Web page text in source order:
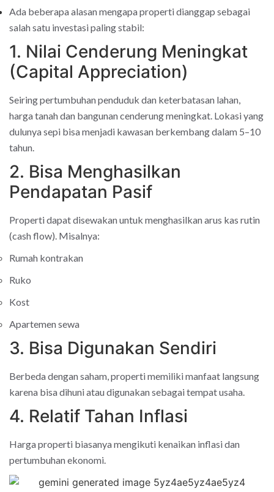
Ada beberapa alasan mengapa properti dianggap sebagai
salah satu investasi paling stabil:
1. Nilai Cenderung Meningkat
(Capital Appreciation)
Seiring pertumbuhan penduduk dan keterbatasan lahan,
harga tanah dan bangunan cenderung meningkat. Lokasi yang
dulunya sepi bisa menjadi kawasan berkembang dalam 5–10
tahun.
2. Bisa Menghasilkan
Pendapatan Pasif
Properti dapat disewakan untuk menghasilkan arus kas rutin
(cash flow). Misalnya:
Rumah kontrakan
Ruko
Kost
Apartemen sewa
3. Bisa Digunakan Sendiri
Berbeda dengan saham, properti memiliki manfaat langsung
karena bisa dihuni atau digunakan sebagai tempat usaha.
4. Relatif Tahan Inflasi
Harga properti biasanya mengikuti kenaikan inflasi dan
pertumbuhan ekonomi.